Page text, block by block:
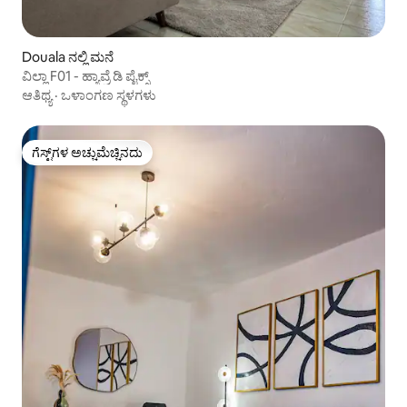
Douala ನಲ್ಲಿ ಮನೆ
ವಿಲ್ಲಾ F01 - ಹ್ಯಾವ್ರೆ ಡಿ ಪೈಕ್ಸ್
ಆತಿಥ್ಯ· ಒಳಾಂಗಣ ಸ್ಥಳಗಳು
ಗೆಸ್ಟ್‌ಗಳ ಅಚ್ಚುಮೆಚ್ಚಿನದು
ಗೆಸ್ಟ್‌ಗಳ ಅಚ್ಚುಮೆಚ್ಚಿನದು